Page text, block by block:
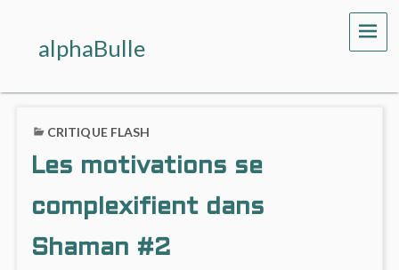
alphaBulle
CRITIQUE FLASH
Les motivations se
complexifient dans
Shaman #2